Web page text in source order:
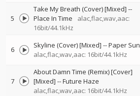
5
Take My Breath (Cover) [Mixed] --
Place In Time
alac,flac,wav,aac:
16bit/44.1kHz
6 Skyline (Cover) [Mixed] --Paper Sun
alac,flac,wav,aac: 16bit/44.1kHz
7
About Damn Time (Remix) [Cover]
[Mixed] --Future Haze
alac,flac,wav,aac: 16bit/44.1kHz